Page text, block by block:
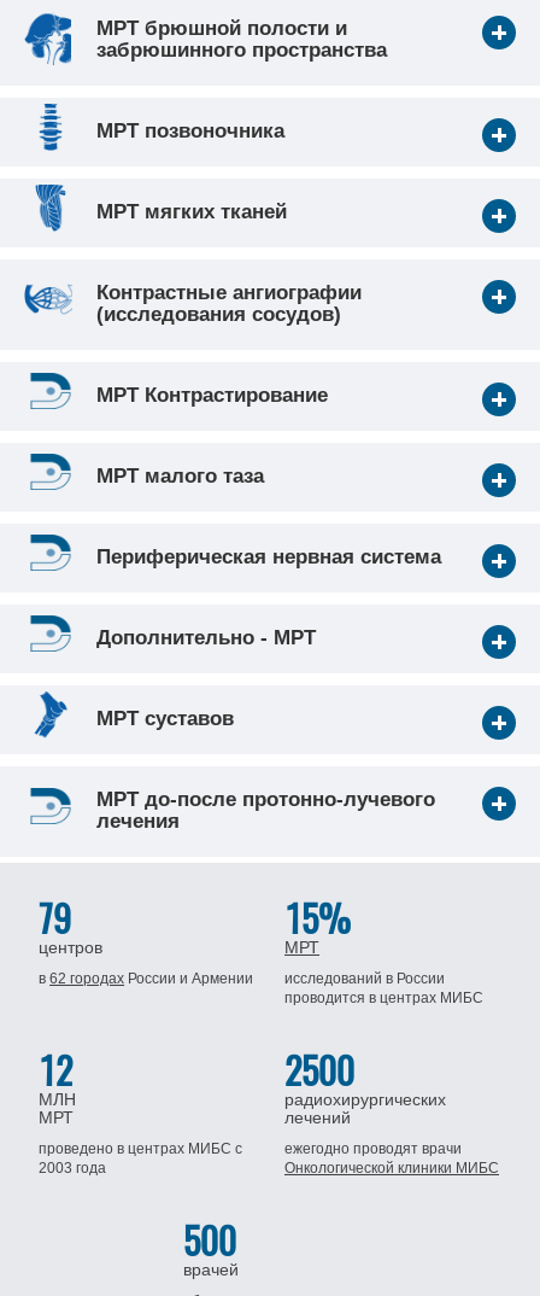
МРТ брюшной полости и
забрюшинного пространства
МРТ позвоночника
МРТ мягких тканей
Контрастные ангиографии
(исследования сосудов)
МРТ Контрастирование
МРТ малого таза
Периферическая нервная система
Дополнительно - МРТ
МРТ суставов
МРТ до-после протонно-лучевого
лечения
79
центров
в62 городах Россиии Армении
15%
МРТ
исследований в России
проводится в центрах МИБС
12
МЛН
МРТ
проведено в центрах МИБСс
2003 года
2500
радиохирургических
лечений
ежегодно проводят врачи
Онкологической клиники МИБС
500
врачей